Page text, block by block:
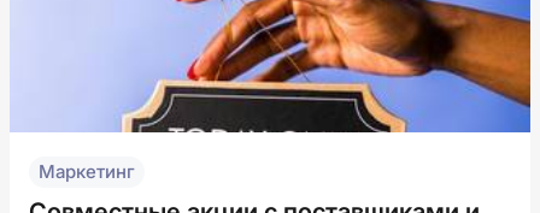
Маркетинг